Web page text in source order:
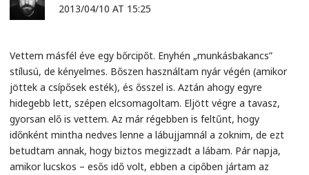
2013/04/10 AT 15:25
Vettem másfél éve egy bőrcipőt. Enyhén „munkásbakancs”
stílusú, de kényelmes. Bőszen használtam nyár végén (amikor
jöttek a csípősek esték), és ősszel is. Aztán ahogy egyre
hidegebb lett, szépen elcsomagoltam. Eljött végre a tavasz,
gyorsan elő is vettem. Az már régebben is feltűnt, hogy
időnként mintha nedves lenne a lábujjamnál a zoknim, de ezt
betudtam annak, hogy biztos megizzadt a lábam. Pár napja,
amikor lucskos – esős idő volt, ebben a cipőben jártam az